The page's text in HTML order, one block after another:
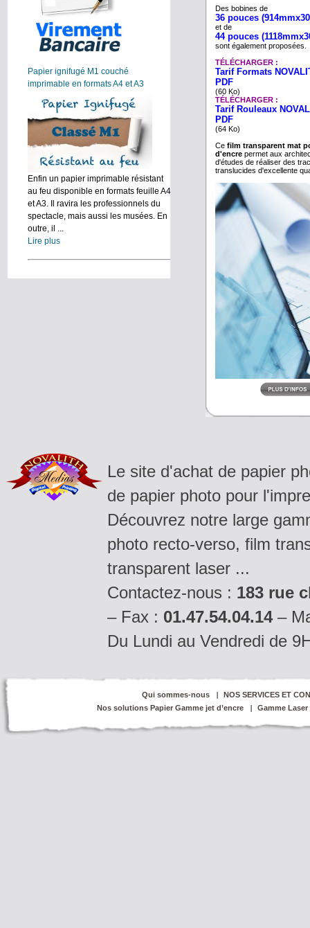
Papier ignifugé M1 couché
imprimable en formats A4 et A3
Enfin un papier imprimable résistant
au feu disponible en formats feuille A4
et A3. Il ravira les professionnels du
spectacle, mais aussi les musées. En
outre, il ...
Lire plus
Des bobines de
36 pouces
et de
44 pouces
sont également proposées.
TÉLÉCHARGER :
Tarif Formats
PDF
(60 Ko)
TÉLÉCHARGER :
Tarif Rouleaux
PDF
(64 Ko)
Ce film transparent mat
d'encre permet aux
d'études de réaliser des
translucides d'excellente
Le site d'achat de papier
de papier photo pour
Découvrez notre large
photo recto-verso, film
transparent laser ...
Contactez-nous : 183 rue
– Fax : 01.47.54.04.14–
Du Lundi au Vendredi de
Qui sommes-nous
NOS SERVICES ET
Nos solutions Papier Gamme jet d’encre
Gamme Laser